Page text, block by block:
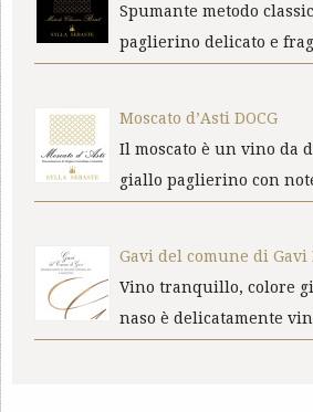
Spumante metodo
paglierino delicato e
Moscato d’Asti DOCG
Il moscato è un vino da
giallo paglierino con
Gavi del comune di Gavi
Vino tranquillo, colore
naso è delicatamente